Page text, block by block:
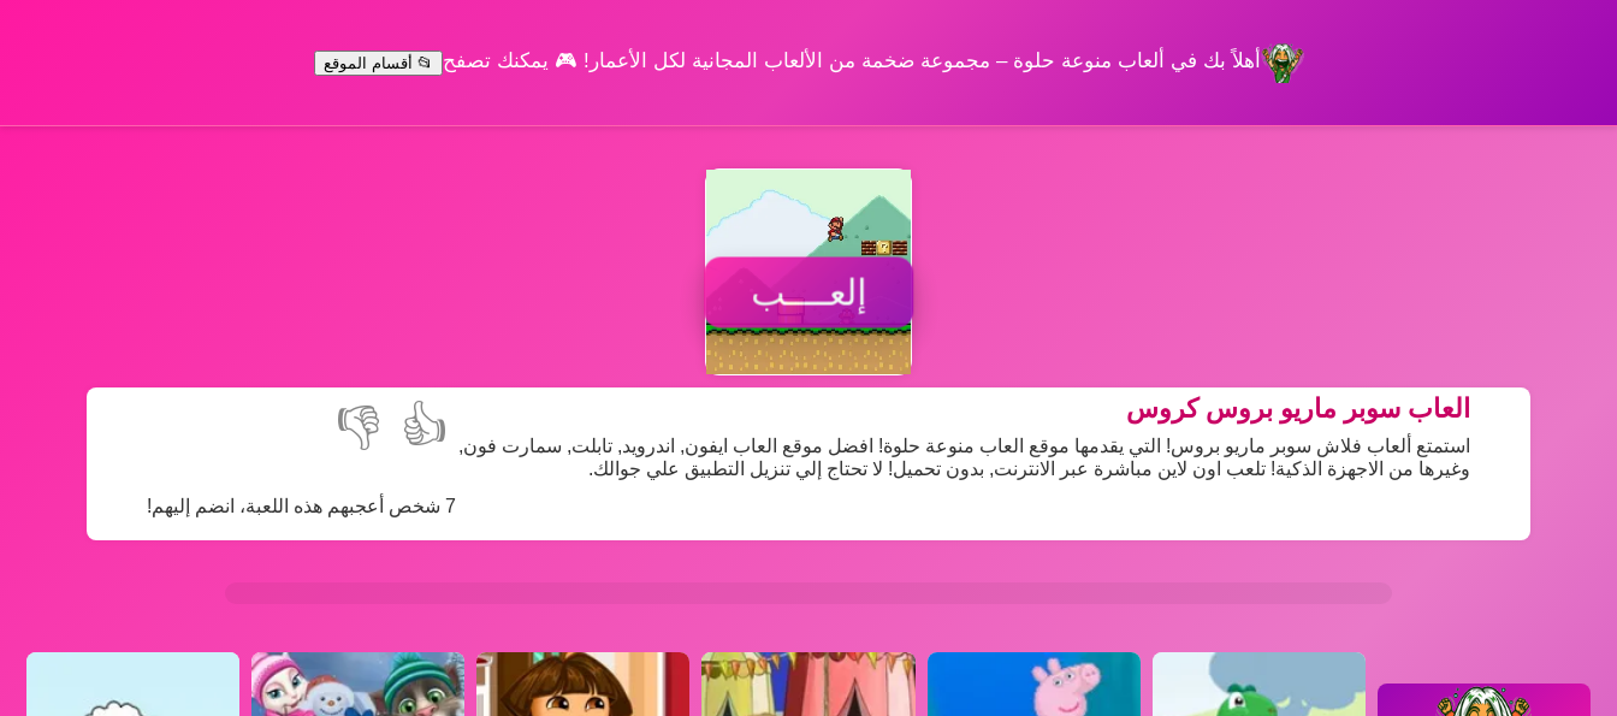
أهلاً بك في ألعاب منوعة حلوة – مجموعة ضخمة من الألعاب المجانية لكل الأعمار! 🎮 يمكنك تصفح 📂 أقسام الموقع
إلعــــب
👍
👎
7 شخص أعجبهم هذه اللعبة، انضم إليهم!
العاب سوبر ماريو بروس كروس
استمتع ألعاب فلاش سوبر ماريو بروس! التي يقدمها موقع العاب منوعة حلوة! افضل موقع العاب ايفون, اندرويد, تابلت, سمارت فون,
وغيرها من الاجهزة الذكية! تلعب اون لاين مباشرة عبر الانترنت, بدون تحميل! لا تحتاج إلي تنزيل التطبيق علي جوالك.